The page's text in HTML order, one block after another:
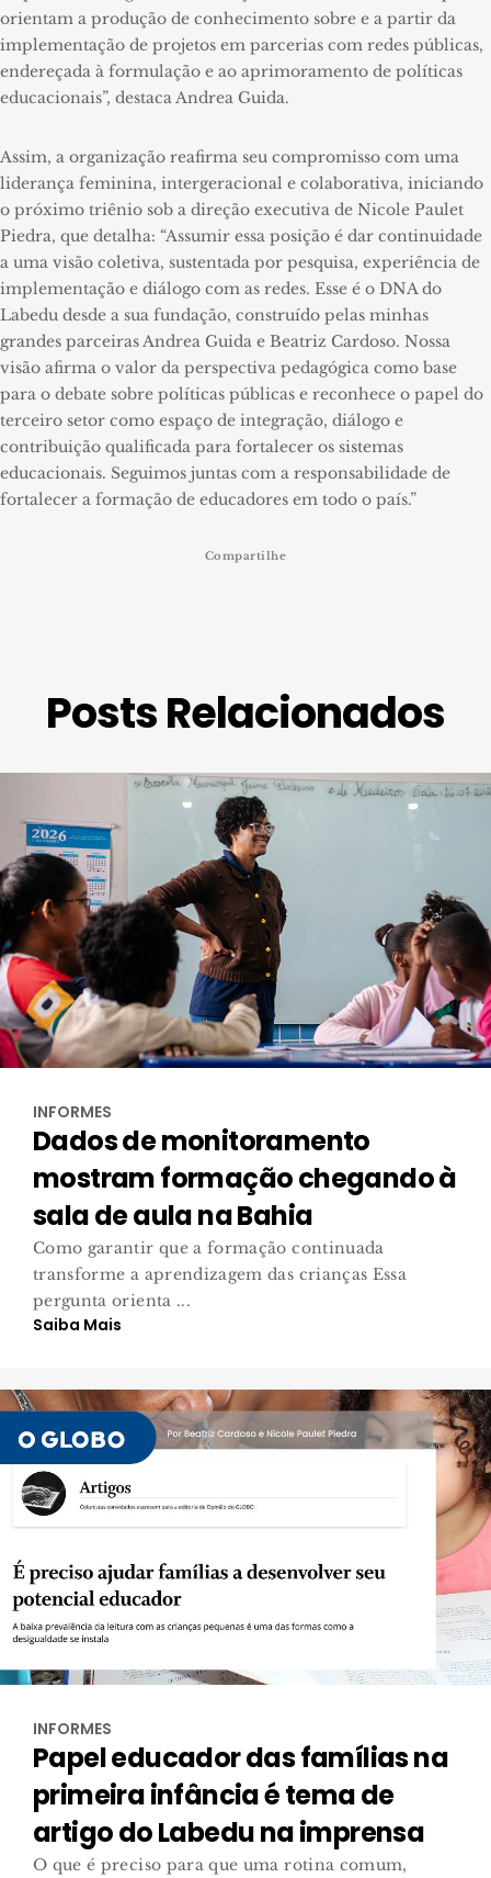
orientam a produção de conhecimento sobre e a partir da
implementação de projetos em parcerias com redes públicas,
endereçada à formulação e ao aprimoramento de políticas
educacionais”, destaca Andrea Guida.
Assim, a organização reafirma seu compromisso com uma
liderança feminina, intergeracional e colaborativa, iniciando
o próximo triênio sob a direção executiva de Nicole Paulet
Piedra, que detalha: “Assumir essa posição é dar continuidade
a uma visão coletiva, sustentada por pesquisa, experiência de
implementação e diálogo com as redes. Esse é o DNA do
Labedu desde a sua fundação, construído pelas minhas
grandes parceiras Andrea Guida e Beatriz Cardoso. Nossa
visão afirma o valor da perspectiva pedagógica como base
para o debate sobre políticas públicas e reconhece o papel do
terceiro setor como espaço de integração, diálogo e
contribuição qualificada para fortalecer os sistemas
educacionais. Seguimos juntas com a responsabilidade de
fortalecer a formação de educadores em todo o país.”
Compartilhe
Posts Relacionados
INFORMES
Dados de monitoramento
mostram formação chegando à
sala de aula na Bahia
Como garantir que a formação continuada
transforme a aprendizagem das crianças Essa
pergunta orienta ...
Saiba Mais
INFORMES
Papel educador das famílias na
primeira infância é tema de
artigo do Labedu na imprensa
O que é preciso para que uma rotina comum,